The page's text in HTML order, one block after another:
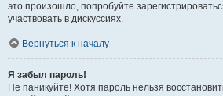
это произошло, попробуйте
участвовать в дискуссиях.
Вернуться к началу
Я забыл пароль!
Не паникуйте! Хотя пароль нельзя